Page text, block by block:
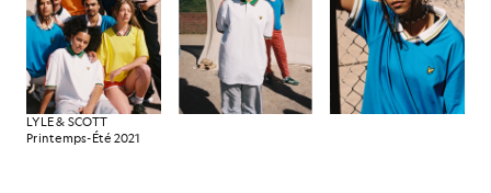
LYLE & SCOTT
Printemps-Été 2021